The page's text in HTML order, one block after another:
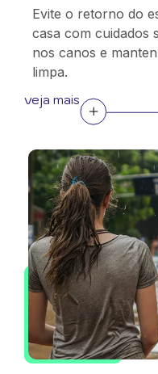
Evite o retorno do
casa com cuidados
nos canos e
limpa.
veja mais